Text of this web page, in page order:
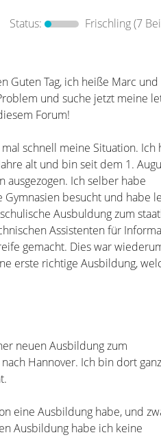
Status:
Frischling(7
Guten Tag, ich heiße Marc
und suche jetzt meine
Forum!
schnell meine Situation. Ich
alt und bin seit dem 1.
ausgezogen. Ich selber habe
Gymnasien besucht und habe
Ausbuldung zum
Assistenten für
gemacht. Dies war
erste richtige Ausbildung,
neuen Ausbildung zum
Hannover. Ich bin dort
eine Ausbildung habe, und
Ausbildung habe ich keine